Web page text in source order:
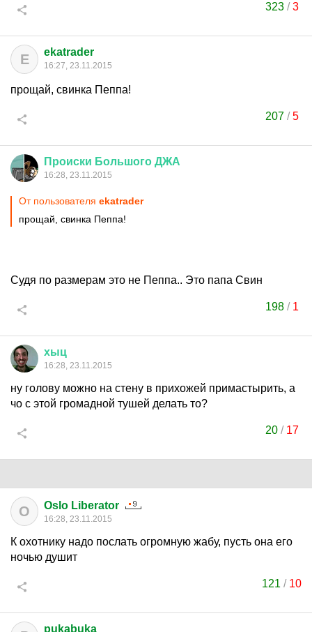
323/3
E ekatrader
16:27, 23.11.2015
прощай, свинка Пеппа!
207/5
Происки Большого ДЖА
16:28, 23.11.2015
От пользователя ekatrader
прощай, свинка Пеппа!
Судя по размерам это не Пеппа.. Это папа Свин
198/ 1
хыц
16:28, 23.11.2015
ну голову можно на стену в прихожей примастырить, а
чо с этой громадной тушей делать то?
20/ 17
O Oslo Liberator
16:28, 23.11.2015
К охотнику надо послать огромную жабу, пусть она его
ночью душит
121 / 10
pukabuka